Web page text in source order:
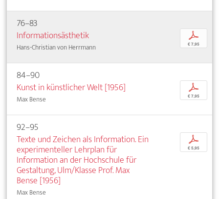
76–83
Informationsästhetik
Hans-Christian von Herrmann
p
€ 7,95
84–90
Kunst in künstlicher Welt [1956]
Max Bense
p
€ 7,95
92–95
Texte und Zeichen als Information. Ein
experimenteller Lehrplan für
Information an der Hochschule für
Gestaltung, Ulm/Klasse Prof. Max
Bense [1956]
Max Bense
p
€ 5,95